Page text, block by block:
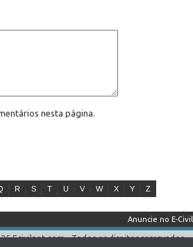
nesta página.
R S T U V W X Y Z
Anuncie no E-Civil
Ecivilnet.com - Todos os direitos reservados.